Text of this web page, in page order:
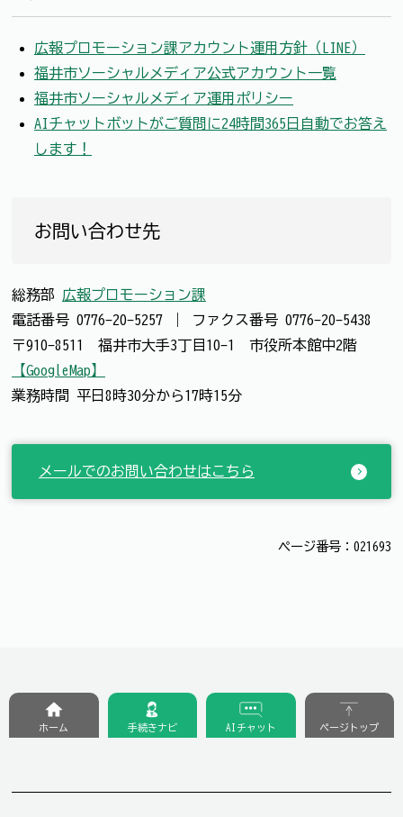
広報プロモーション課アカウント運用方針（LINE）
福井市ソーシャルメディア公式アカウント一覧
福井市ソーシャルメディア運用ポリシー
AIチャットボットがご質問に24時間365日自動でお答え
します！
お問い合わせ先
総務部 広報プロモーション課
電話番号 0776-20-5257 ファクス番号 0776-20-5438
〒910-8511 福井市大手3丁目10-1 市役所本館中2階
【GoogleMap】
業務時間 平日8時30分から17時15分
メールでのお問い合わせはこちら
ページ番号：021693
ホーム 手続きナビ AIチャット ページトップ